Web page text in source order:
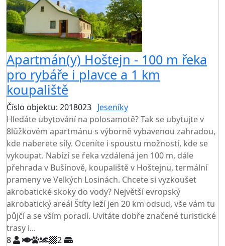
Apartmán(y) Hoštejn - 100 m řeka
pro rybáře i plavce a 1 km
koupaliště
Číslo objektu: 2018023 Jeseníky
Hledáte ubytování na polosamotě? Tak se ubytujte v
8lůžkovém apartmánu s výborně vybavenou zahradou,
kde naberete síly. Oceníte i spoustu možností, kde se
vykoupat. Nabízí se řeka vzdálená jen 100 m, dále
přehrada v Bušínově, koupaliště v Hoštejnu, termální
prameny ve Velkých Losinách. Chcete si vyzkoušet
akrobatické skoky do vody? Největší evropský
akrobatický areál Štíty leží jen 20 km odsud, vše vám tu
půjčí a se vším poradí. Uvítáte dobře značené turistické
trasy i...
8
2